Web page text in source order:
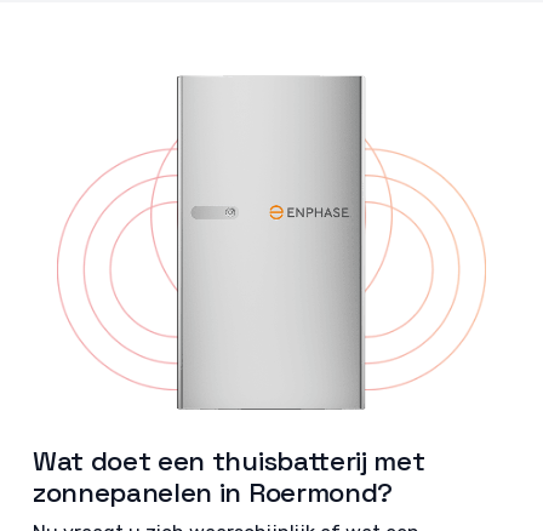
Wat doet een thuisbatterij met
zonnepanelen in Roermond?